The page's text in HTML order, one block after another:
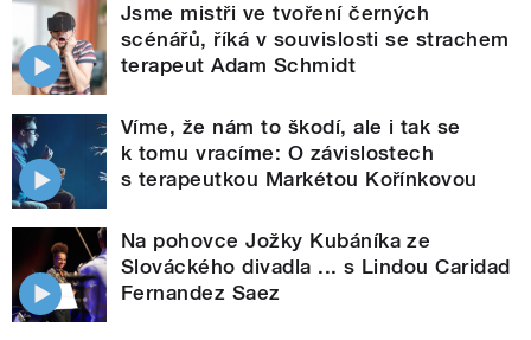
Jsme mistři ve tvoření černých
scénářů, říká v souvislosti se strachem
terapeut Adam Schmidt
Víme, že nám to škodí, ale i tak se
k tomu vracíme: O závislostech
s terapeutkou Markétou Kořínkovou
Na pohovce Jožky Kubáníka ze
Slováckého divadla ... s Lindou Caridad
Fernandez Saez